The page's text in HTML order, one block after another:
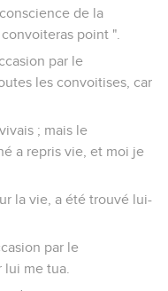
de la
point ".
par le
les convoitises, car
; mais le
a repris vie, et moi je
la vie, a été trouvé lui-
par le
me tua.